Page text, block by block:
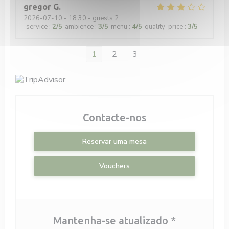
gregor G
2026-07-10 - 18:30 - guests 2
service : 2/5 ambience : 3/5 menu : 4/5 quality_price : 3/5
1 2 3
Contacte-nos
Reservar uma mesa
Vouchers
Mantenha-se atualizado *